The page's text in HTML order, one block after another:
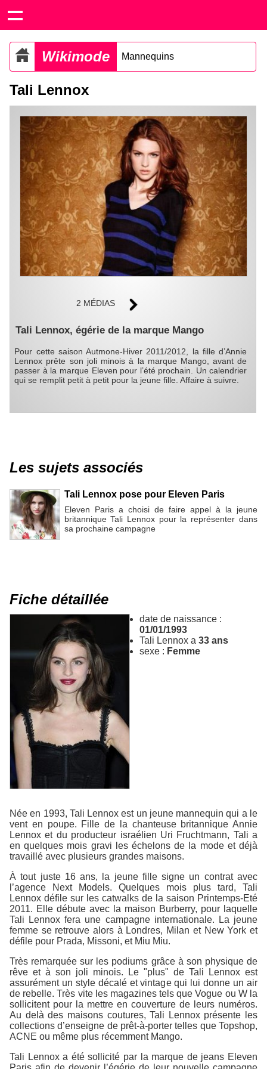
Wikimode Mannequins
Tali Lennox
2 MÉDIAS
Tali Lennox, égérie de la marque Mango
Pour cette saison Autmone-Hiver 2011/2012, la fille d’Annie
Lennox prête son joli minois à la marque Mango, avant de
passer à la marque Eleven pour l’été prochain. Un calendrier
qui se remplit petit à petit pour la jeune fille. Affaire à suivre.
Les sujets associés
Tali Lennox pose pour Eleven Paris
Eleven Paris a choisi de faire appel à la jeune
britannique Tali Lennox pour la représenter dans
sa prochaine campagne
Fiche détaillée
date de naissance :
01/01/1993
Tali Lennox a 33 ans
sexe : Femme
Née en 1993, Tali Lennox est un jeune mannequin qui a le
vent en poupe. Fille de la chanteuse britannique Annie
Lennox et du producteur israélien Uri Fruchtmann, Tali a
en quelques mois gravi les échelons de la mode et déjà
travaillé avec plusieurs grandes maisons.
À tout juste 16 ans, la jeune fille signe un contrat avec
l’agence Next Models. Quelques mois plus tard, Tali
Lennox défile sur les catwalks de la saison Printemps-Eté
2011. Elle débute avec la maison Burberry, pour laquelle
Tali Lennox fera une campagne internationale. La jeune
femme se retrouve alors à Londres, Milan et New York et
défile pour Prada, Missoni, et Miu Miu.
Très remarquée sur les podiums grâce à son physique de
rêve et à son joli minois. Le "plus" de Tali Lennox est
assurément un style décalé et vintage qui lui donne un air
de rebelle. Très vite les magazines tels que Vogue ou W la
sollicitent pour la mettre en couverture de leurs numéros.
Au delà des maisons coutures, Tali Lennox présente les
collections d’enseigne de prêt-à-porter telles que Topshop,
ACNE ou même plus récemment Mango.
Tali Lennox a été sollicité par la marque de jeans Eleven